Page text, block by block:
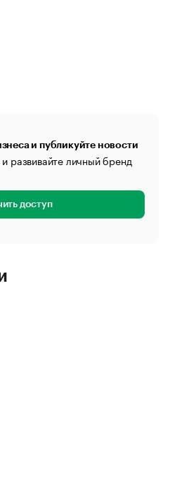
и публикуйте новости
развивайте личный бренд
доступ